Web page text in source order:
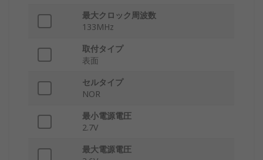
最大クロック周波数
133MHz
取付タイプ
表面
セルタイプ
NOR
最小電源電圧
2.7V
最大電源電圧